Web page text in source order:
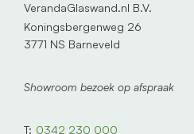
VerandaGlaswand.nl B.V.
Koningsbergenweg 26
3771 NS Barneveld
Showroom bezoek op afspraak
T: 0342 230 000